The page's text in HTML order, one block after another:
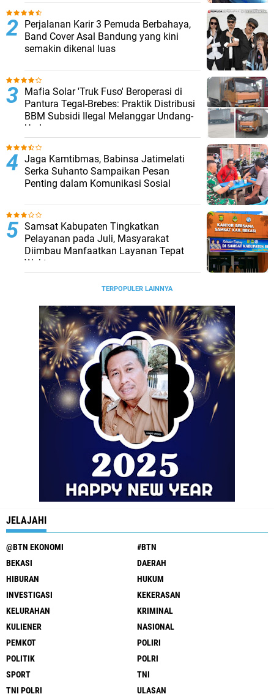
Perjalanan Karir 3 Pemuda Berbahaya,
Band Cover Asal Bandung yang kini
semakin dikenal luas
Mafia Solar 'Truk Fuso' Beroperasi di
Pantura Tegal-Brebes: Praktik Distribusi
BBM Subsidi Ilegal Melanggar Undang-
Undang
Jaga Kamtibmas, Babinsa Jatimelati
Serka Suhanto Sampaikan Pesan
Penting dalam Komunikasi Sosial
Samsat Kabupaten Tingkatkan
Pelayanan pada Juli, Masyarakat
Diimbau Manfaatkan Layanan Tepat
Waktu
TERPOPULER LAINNYA
JELAJAHI
@BTN EKONOMI
#BTN
BEKASI
DAERAH
HIBURAN
HUKUM
INVESTIGASI
KEKERASAN
KELURAHAN
KRIMINAL
KULIENER
NASIONAL
PEMKOT
POLIRI
POLITIK
POLRI
SPORT
TNI
TNI POLRI
ULASAN